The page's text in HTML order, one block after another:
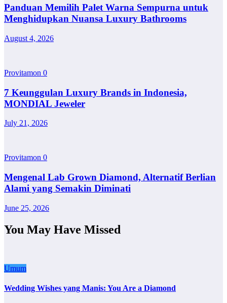
Panduan Memilih Palet Warna Sempurna untuk
Menghidupkan Nuansa Luxury Bathrooms
August 4, 2026
Provitamon 0
7 Keunggulan Luxury Brands in Indonesia,
MONDIAL Jeweler
July 21, 2026
Provitamon 0
Mengenal Lab Grown Diamond, Alternatif Berlian
Alami yang Semakin Diminati
June 25, 2026
You May Have Missed
Umum
Wedding Wishes yang Manis: You Are a Diamond